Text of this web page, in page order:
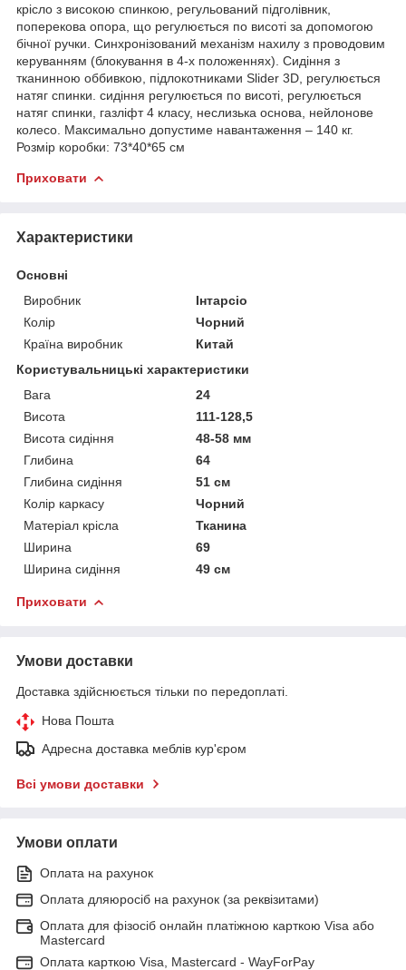
крісло з високою спинкою, регульований підголівник,
поперекова опора, що регулюється по висоті за допомогою
бічної ручки. Синхронізований механізм нахилу з проводовим
керуванням (блокування в 4-х положеннях). Сидіння з
тканинною оббивкою, підлокотниками Slider 3D, регулюється
натяг спинки. сидіння регулюється по висоті, регулюється
натяг спинки, газліфт 4 класу, неслизька основа, нейлонове
колесо. Mаксимально допустиме навантаження – 140 кг.
Розмір коробки: 73*40*65 см
Приховати
Характеристики
Основні
Виробник
Інтарсіо
Колір
Чорний
Країна виробник
Китай
Користувальницькі характеристики
Вага
24
Висота
111-128,5
Висота сидіння
48-58 мм
Глибина
64
Глибина сидіння
51 см
Колір каркасу
Чорний
Матеріал крісла
Тканина
Ширина
69
Ширина сидіння
49 см
Приховати
Умови доставки
Доставка здійснюється тільки по передоплаті.
Нова Пошта
Адресна доставка меблів кур'єром
Всі умови доставки
Умови оплати
Оплата на рахунок
Оплата дляюросіб на рахунок (за реквізитами)
Оплата для фізосіб онлайн платіжною карткою Visa або
Mastercard
Оплата карткою Visa, Mastercard - WayForPay